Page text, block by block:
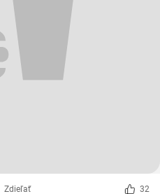
Zdieľať 32